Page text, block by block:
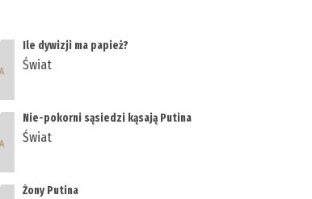
Ile dywizji ma papież?
Świat
Nie-pokorni sąsiedzi kąsają Putina
Świat
Żony Putina